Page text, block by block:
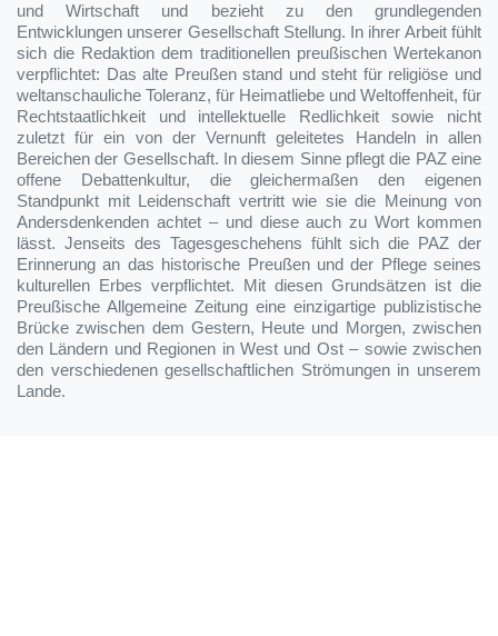
und Wirtschaft und bezieht zu den grundlegenden
Entwicklungen unserer Gesellschaft Stellung. In ihrer Arbeit fühlt
sich die Redaktion dem traditionellen preußischen Wertekanon
verpflichtet: Das alte Preußen stand und steht für religiöse und
weltanschauliche Toleranz, für Heimatliebe und Weltoffenheit, für
Rechtstaatlichkeit und intellektuelle Redlichkeit sowie nicht
zuletzt für ein von der Vernunft geleitetes Handeln in allen
Bereichen der Gesellschaft. In diesem Sinne pflegt die PAZ eine
offene Debattenkultur, die gleichermaßen den eigenen
Standpunkt mit Leidenschaft vertritt wie sie die Meinung von
Andersdenkenden achtet – und diese auch zu Wort kommen
lässt. Jenseits des Tagesgeschehens fühlt sich die PAZ der
Erinnerung an das historische Preußen und der Pflege seines
kulturellen Erbes verpflichtet. Mit diesen Grundsätzen ist die
Preußische Allgemeine Zeitung eine einzigartige publizistische
Brücke zwischen dem Gestern, Heute und Morgen, zwischen
den Ländern und Regionen in West und Ost – sowie zwischen
den verschiedenen gesellschaftlichen Strömungen in unserem
Lande.